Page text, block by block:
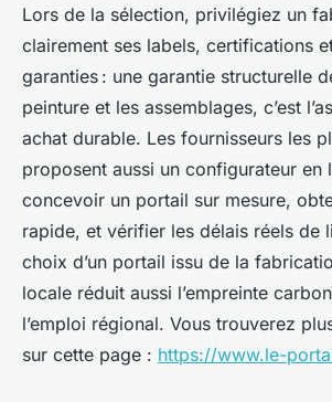
Lors de la sélection, privilégiez un
clairement ses labels, certifications
garanties : une garantie structurelle
peinture et les assemblages, c’est
achat durable. Les fournisseurs les
proposent aussi un configurateur en
concevoir un portail sur mesure,
rapide, et vérifier les délais réels de
choix d’un portail issu de la
locale réduit aussi l’empreinte
l’emploi régional. Vous trouverez
sur cette page : https://www.le-